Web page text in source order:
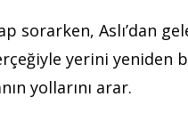
sorarken, Aslı’dan
yerini yeniden
yollarını arar.